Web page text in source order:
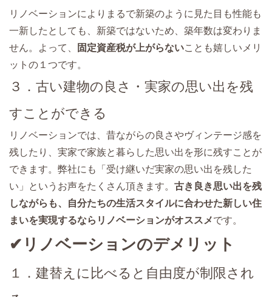
リノベーションによりまるで新築のように見た目も性能も
一新したとしても、新築ではないため、築年数は変わりま
せん。よって、
固定資産税が上がらないことも嬉しいメリ
ットの１つです。
３．古い建物の良さ・実家の思い出を残
すことができる
リノベーションでは、昔ながらの良さやヴィンテージ感を
残したり、実家で家族と暮らした思い出を形に残すことが
できます。弊社にも「受け継いだ実家の思い出を残した
い」というお声をたくさん頂きます。 古き良き思い出を残
しながらも、自分たちの生活スタイルに合わせた新しい住
まいを実現するならリノベーションがオススメです。
✔リノベーションのデメリット
１．建替えに比べると自由度が制限され